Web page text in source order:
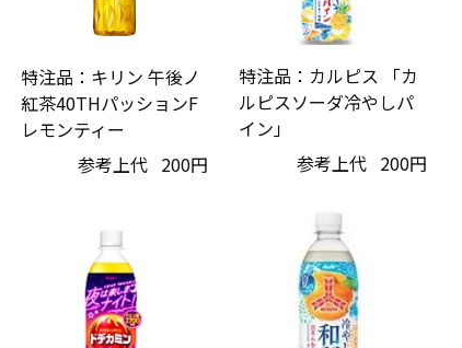
特注品：キリン 午後ノ
紅茶40THパッションF
レモンティー
参考上代 200円
特注品：カルピス 「カ
ルピスソーダ冷やしパ
イン」
参考上代 200円